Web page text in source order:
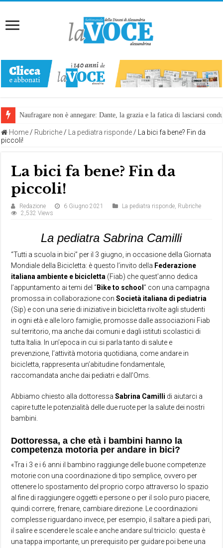
Naufragare non è annegare: Dante, la grazia e la fatica di lasciarsi
Home / Rubriche / La pediatra risponde /
La bici fa bene? Fin da
piccoli!
La bici fa bene? Fin da
piccoli!
Redazione 6 Giugno 2021 La pediatra risponde, Rubriche
2,532 Views
La pediatra Sabrina Camilli
“Tutti a scuola in bici” per il 3 giugno, in occasione della Giornata
Mondiale della Bicicletta: è questo l’invito della Federazione
italiana ambiente e bicicletta (Fiab) che quest’anno dedica
l’appuntamento ai temi del “Bike to school” con una campagna
promossa in collaborazione conSocietà italiana di pediatria
(Sip) e con una serie di iniziative in bicicletta rivolte agli studenti
in ogni età e alle loro famiglie, promosse dalle associazioni Fiab
sul territorio, ma anche dai comuni e dagli istituti scolastici di
tutta Italia. In un’epoca in cui si parla tanto di salute e
prevenzione, l’attività motoria quotidiana, come andare in
bicicletta, rappresenta un’abitudine fondamentale,
raccomandata anche dai pediatri e dall’Oms.
Abbiamo chiesto alla dottoressa Sabrina Camilli di aiutarci a
capire tutte le potenzialità delle due ruote per la salute dei nostri
bambini.
Dottoressa, a che età i bambini hanno la
competenza motoria per andare in bici?
«Tra i 3 e i 6 anni il bambino raggiunge delle buone competenze
motorie con una coordinazione di tipo semplice, ovvero per
ottenere lo spostamento del proprio corpo attraverso lo spazio
al fine di raggiungere oggetti e persone o per il solo puro piacere,
quindi correre, frenare, cambiare direzione. Le coordinazioni
complesse riguardano invece, per esempio, il saltare a piedi pari,
il salire e scendere le scale e anche andare sul triciclo: questa è
una tappa importante, un prerequisito per guidare poi bene una